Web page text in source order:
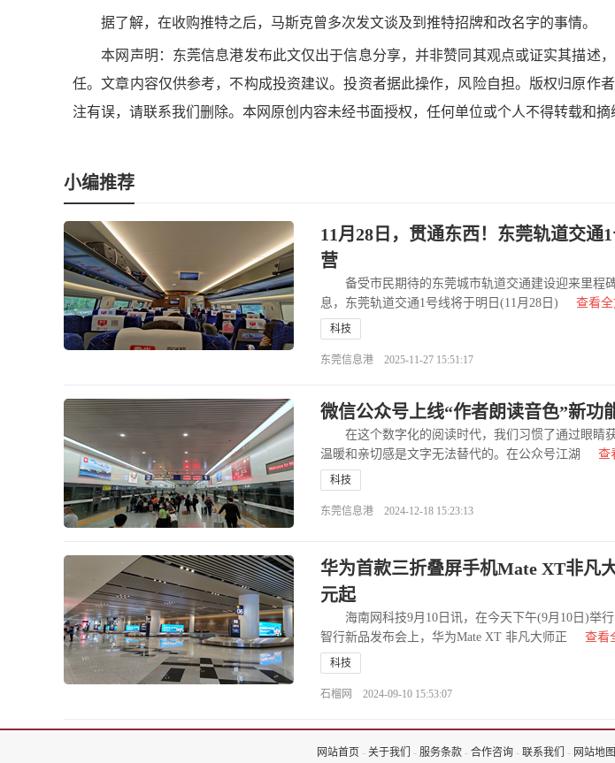
据了解，在收购推特之后，马斯克曾多次发文谈及到推特招牌和改名字的事情。
本网声明：东莞信息港发布此文仅出于信息分享，并非赞同其观点或证实其描述
任。文章内容仅供参考，不构成投资建议。投资者据此操作，风险自担。版权归原作
注有误，请联系我们删除。本网原创内容未经书面授权，任何单位或个人不得转载和摘
小编推荐
11月28日，贯通东西！东莞轨道交通
营
备受市民期待的东莞城市轨道交通建设迎来里程
息，东莞轨道交通1号线将于明日(11月28日)
查看
科技
东莞信息港 2025-11-27 15:51:17
微信公众号上线“作者朗读音色”新功
在这个数字化的阅读时代，我们习惯了通过眼睛
温暖和亲切感是文字无法替代的。在公众号江湖
查
科技
东莞信息港 2024-12-18 15:23:13
华为首款三折叠屏手机Mate XT非凡
元起
海南网科技9月10日讯，在今天下午(9月10日)举行
智行新品发布会上，华为Mate XT 非凡大师正
查看
科技
石榴网 2024-09-10 15:53:07
网站首页 - 关于我们 - 服务条款 - 合作咨询 - 联系我们 - 网站地图